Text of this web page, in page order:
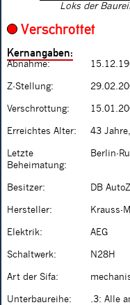
Loks der
Verschrottet
Kernangaben:
Abnahme:
Z-Stellung:
Verschrottung:
Erreichtes Alter: 43
Letzte
Beheimatung:
Berlin-
Besitzer: DB
Hersteller: Krauss-
Elektrik: AEG
Schaltwerk: N28H
Art der Sifa:
Unterbaureihe: .3: Alle